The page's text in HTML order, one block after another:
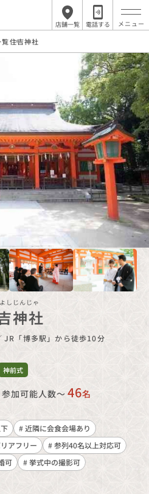
店舗一覧 電話する
住吉神社
しじんじゃ
神社
JR「博多駅」から徒歩10分
神前式
参加可能人数〜 46名
# 近隣に会食会場あり
アフリー
# 参列40名以上対応可
可 # 挙式中の撮影可